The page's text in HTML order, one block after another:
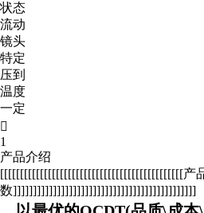
状态
流动
镜头
特定
压到
温度
一定

1
产品介绍
[[[[[[[[[[[[[[[[[[[[[[[[[[[[[[[[[[[[[[[[[[[[[[产
数]]]]]]]]]]]]]]]]]]]]]]]]]]]]]]]]]]]]]]]]]]]]]]